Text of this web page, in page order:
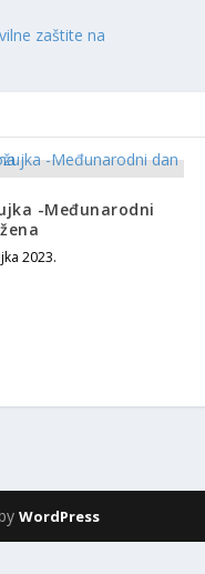
zaštite na
-Međunarodni
2023.
WordPress